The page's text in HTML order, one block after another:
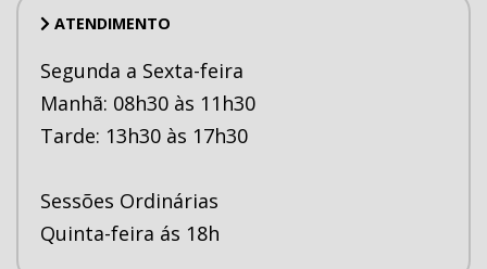
ATENDIMENTO
Segunda a Sexta-feira
Manhã: 08h30 às 11h30
Tarde: 13h30 às 17h30
Sessões Ordinárias
Quinta-feira ás 18h